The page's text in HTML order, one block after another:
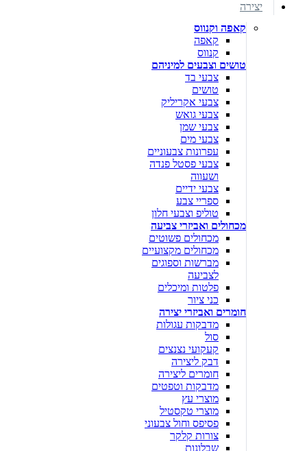
יצירה
קאפה וקנווס
קאפה
קנווס
טושים וצבעים למיניהם
צבעי בד
טושים
צבעי אקריליק
צבעי גואש
צבעי שמן
צבעי מים
עפרונות צבעוניים
צבעי פסטל פנדה
ושעווה
צבעי ידיים
ספריי צבע
טוליפ וצבעי חלון
מכחולים ואביזרי צביעה
מכחולים פשוטים
מכחולים מקצועיים
מברשות וספוגים
לצביעה
פלטות ומיכלים
כני ציור
חומרים ואביזרי יצירה
מדבקות עגולות
סול
קעקועי נצנצים
דבק ליצירה
חומרים ליצירה
מדבקות וטפטים
מוצרי עץ
מוצרי טקסטיל
פסיפס וחול צבעוני
צורות קלקר
שבלונות